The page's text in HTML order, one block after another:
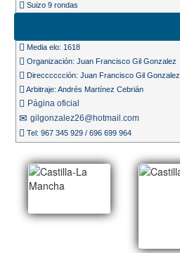
Suizo 9 rondas
Media elo: 1618
Organización: Juan Francisco Gil Gonzalez
Direcccccción: Juan Francisco Gil Gonzalez
Arbitraje: Andrés Martínez Cebrián
Página oficial
gilgonzalez26@hotmail.com
Tel: 967 345 929 / 696 699 964